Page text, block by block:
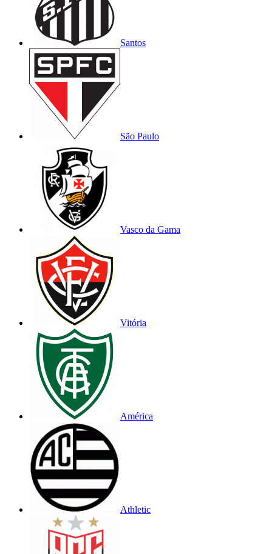
Santos
São Paulo
Vasco da Gama
Vitória
América
Athletic